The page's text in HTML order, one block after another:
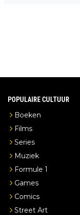
POPULAIRE CULTUUR
Boeken
Films
Series
Muziek
Formule 1
Games
Comics
Street Art